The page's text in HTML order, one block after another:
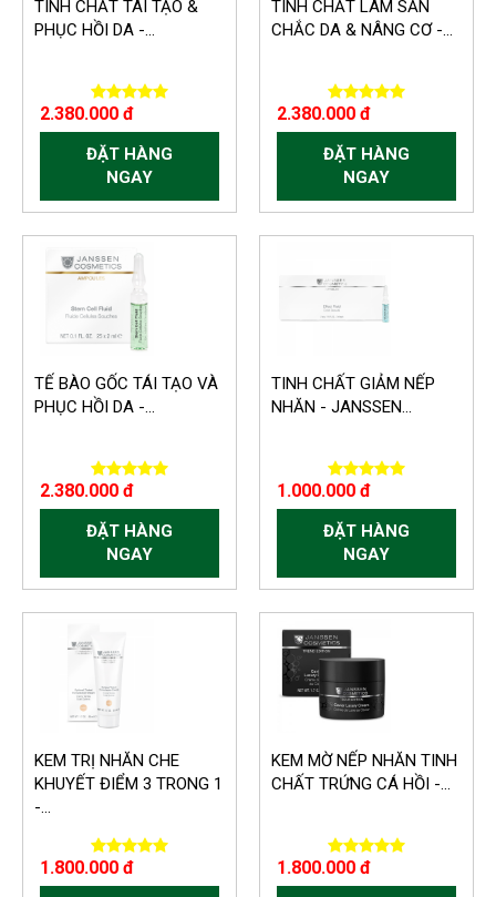
TINH CHẤT TÁI TẠO &
PHỤC HỒI DA -...
2.380.000 đ
ĐẶT HÀNG
NGAY
TINH CHẤT LÀM SĂN
CHẮC DA & NÂNG CƠ -...
2.380.000 đ
ĐẶT HÀNG
NGAY
TẾ BÀO GỐC TÁI TẠO VÀ
PHỤC HỒI DA -...
2.380.000 đ
ĐẶT HÀNG
NGAY
TINH CHẤT GIẢM NẾP
NHĂN - JANSSEN...
1.000.000 đ
ĐẶT HÀNG
NGAY
KEM TRỊ NHĂN CHE
KHUYẾT ĐIỂM 3 TRONG 1
-...
1.800.000 đ
KEM MỜ NẾP NHĂN TINH
CHẤT TRỨNG CÁ HỒI -...
1.800.000 đ